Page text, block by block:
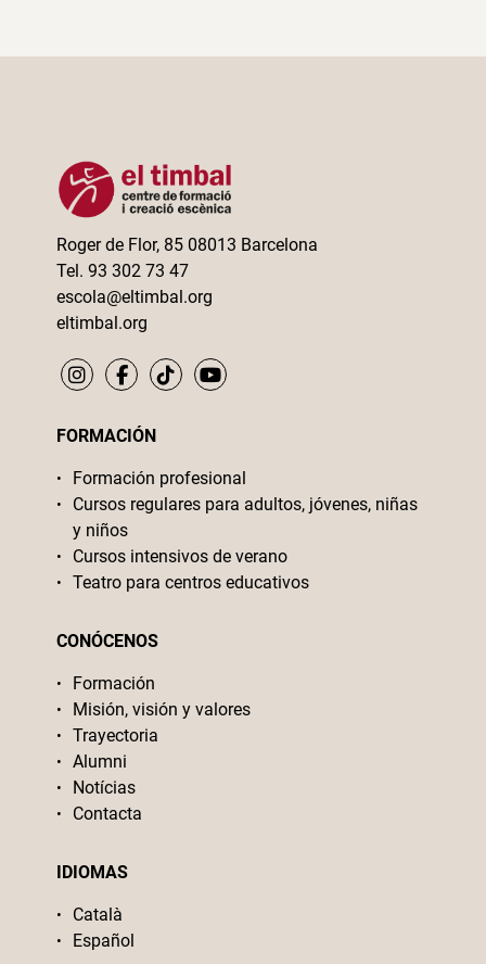
Roger de Flor, 85 08013 Barcelona
Tel. 93 302 73 47
escola@eltimbal.org
eltimbal.org
FORMACIÓN
Formación profesional
Cursos regulares para adultos, jóvenes, niñas
y niños
Cursos intensivos de verano
Teatro para centros educativos
CONÓCENOS
Formación
Misión, visión y valores
Trayectoria
Alumni
Notícias
Contacta
IDIOMAS
Català
Español